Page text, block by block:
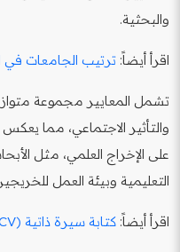
والبحثية.
اقرأ أيضاً: ترتيب الجامعات في
تشمل المعايير مجموعة
والتأثير الاجتماعي، مما يعكس
على الإخراج العلمي، مثل
التعليمية وبيئة العمل
اقرأ أيضاً: كتابة سيرة ذاتية (CV) بإتقان بـ 11 خطوة